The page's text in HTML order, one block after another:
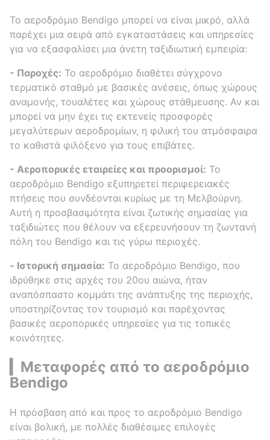
Το αεροδρόμιο Bendigo μπορεί να είναι μικρό, αλλά
παρέχει μια σειρά από εγκαταστάσεις και υπηρεσίες
για να εξασφαλίσει μια άνετη ταξιδιωτική εμπειρία:
- Παροχές: Το αεροδρόμιο διαθέτει σύγχρονο
τερματικό σταθμό με βασικές ανέσεις, όπως χώρους
αναμονής, τουαλέτες και χώρους στάθμευσης. Αν και
μπορεί να μην έχει τις εκτενείς προσφορές
μεγαλύτερων αεροδρομίων, η φιλική του ατμόσφαιρα
το καθιστά φιλόξενο για τους επιβάτες.
- Αεροπορικές εταιρείες και προορισμοί: Το
αεροδρόμιο Bendigo εξυπηρετεί περιφερειακές
πτήσεις που συνδέονται κυρίως με τη Μελβούρνη.
Αυτή η προσβασιμότητα είναι ζωτικής σημασίας για
ταξιδιώτες που θέλουν να εξερευνήσουν τη ζωντανή
πόλη του Bendigo και τις γύρω περιοχές.
- Ιστορική σημασία: Το αεροδρόμιο Bendigo, που
ιδρύθηκε στις αρχές του 20ου αιώνα, ήταν
αναπόσπαστο κομμάτι της ανάπτυξης της περιοχής,
υποστηρίζοντας τον τουρισμό και παρέχοντας
βασικές αεροπορικές υπηρεσίες για τις τοπικές
κοινότητες.
▎Μεταφορές από το αεροδρόμιο
Bendigo
Η πρόσβαση από και προς το αεροδρόμιο Bendigo
είναι βολική, με πολλές διαθέσιμες επιλογές